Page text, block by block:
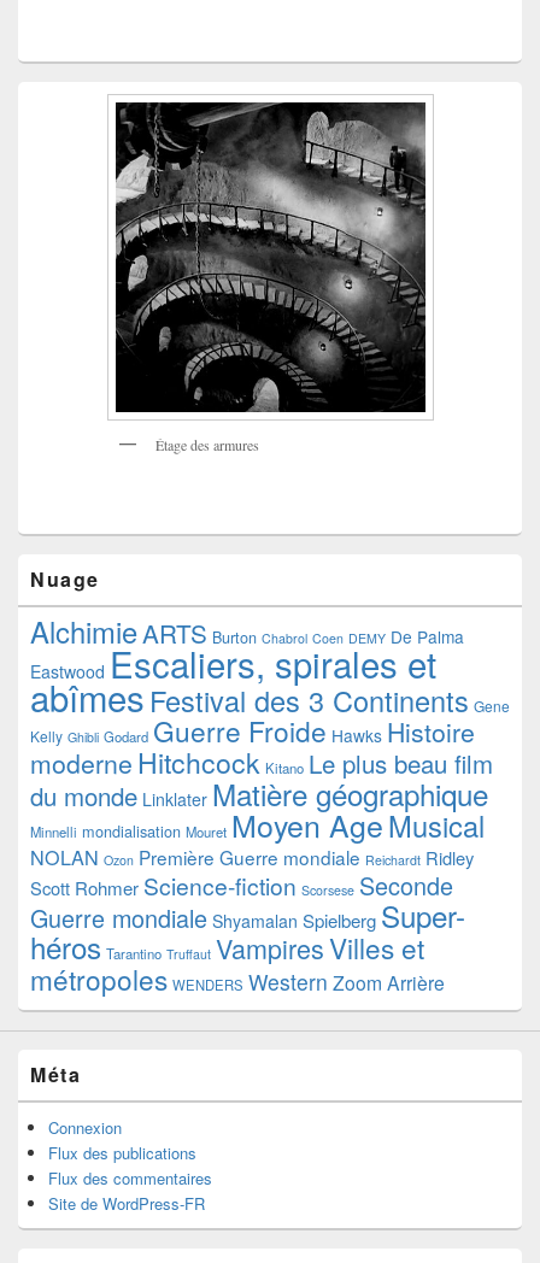
Étage des armures
Nuage
AlchimieARTS Burton Chabrol Coen DEMY De Palma
Eastwood Escaliers, spirales et
abîmes Festival des 3 Continents Gene
Kelly Ghibli Godard Guerre Froide Hawks Histoire
moderne Hitchcock Kitano Le plus beau film
du monde Linklater Matière géographique
Minnelli mondialisation Mouret Moyen AgeMusical
NOLAN Ozon Première Guerre mondiale Reichardt Ridley
Scott Rohmer Science-fiction Scorsese Seconde
Guerre mondiale Shyamalan Spielberg Super-
héros Tarantino Truffaut VampiresVilles et
métropoles WENDERS Western Zoom Arrière
Méta
Connexion
Flux des publications
Flux des commentaires
Site de WordPress-FR